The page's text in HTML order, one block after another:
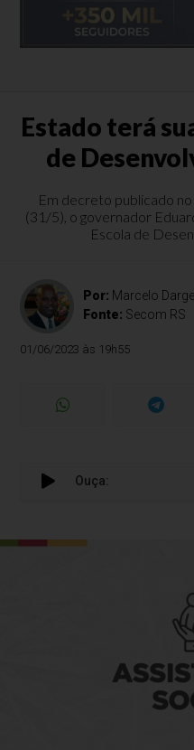
Estado terá
de
Em decreto publicado
(31/5), o governador
Escola de
Por: Marcelo
Fonte: Secom RS
01/06/2023 às 19h55
Ouça: